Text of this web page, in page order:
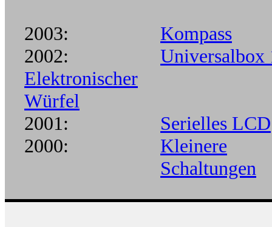
2003:
Kompass
2002:
Universalbox
Elektronischer
Würfel
2001:
Serielles LCD
2000:
Kleinere
Schaltungen